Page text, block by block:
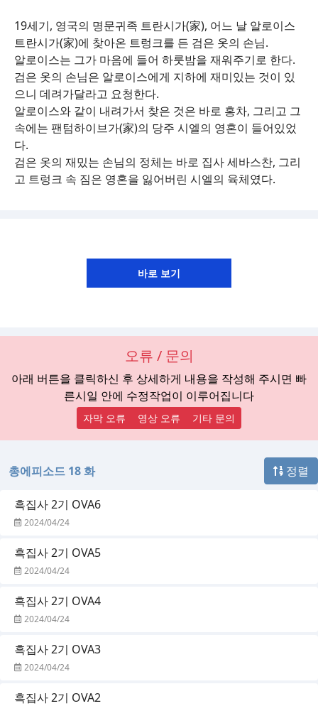
19세기, 영국의 명문귀족 트란시가(家), 어느 날 알로이스
트란시가(家)에 찾아온 트렁크를 든 검은 옷의 손님.
알로이스는 그가 마음에 들어 하룻밤을 재워주기로 한다.
검은 옷의 손님은 알로이스에게 지하에 재미있는 것이 있
으니 데려가달라고 요청한다.
알로이스와 같이 내려가서 찾은 것은 바로 홍차, 그리고 그
속에는 팬텀하이브가(家)의 당주 시엘의 영혼이 들어있었
다.
검은 옷의 재밌는 손님의 정체는 바로 집사 세바스찬, 그리
고 트렁크 속 짐은 영혼을 잃어버린 시엘의 육체였다.
오류 / 문의
아래 버튼을 클릭하신 후 상세하게 내용을 작성해 주시면 빠
른시일 안에 수정작업이 이루어집니다
자막 오류 영상 오류 기타 문의
총에피소드 18 화 정렬
흑집사 2기 OVA6
2024/04/24
흑집사 2기 OVA5
2024/04/24
흑집사 2기 OVA4
2024/04/24
흑집사 2기 OVA3
2024/04/24
흑집사 2기 OVA2